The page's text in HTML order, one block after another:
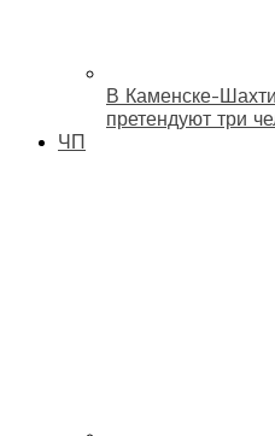
В Каменске-
претендуют три
ЧП